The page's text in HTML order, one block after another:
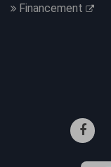
Financement